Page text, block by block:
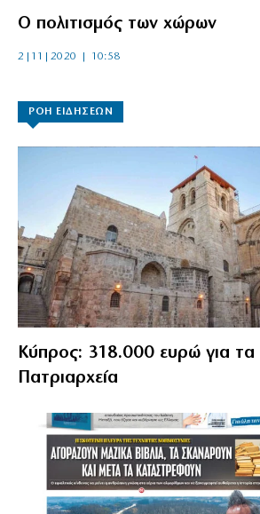
Ο πολιτισμός των χώρων
2|11|2020 | 10:58
ΡΟΗ ΕΙΔΗΣΕΩΝ
Κύπρος: 318.000 ευρώ για τα
Πατριαρχεία